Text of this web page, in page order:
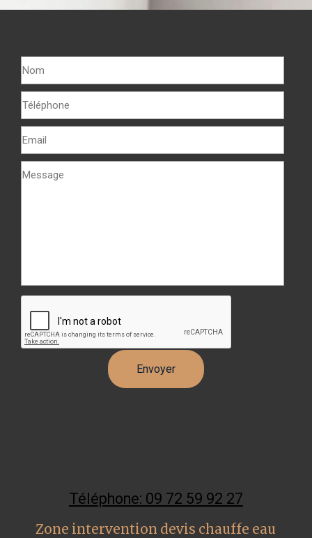
Téléphone: 09 72 59 92 27
Zone intervention devis chauffe eau